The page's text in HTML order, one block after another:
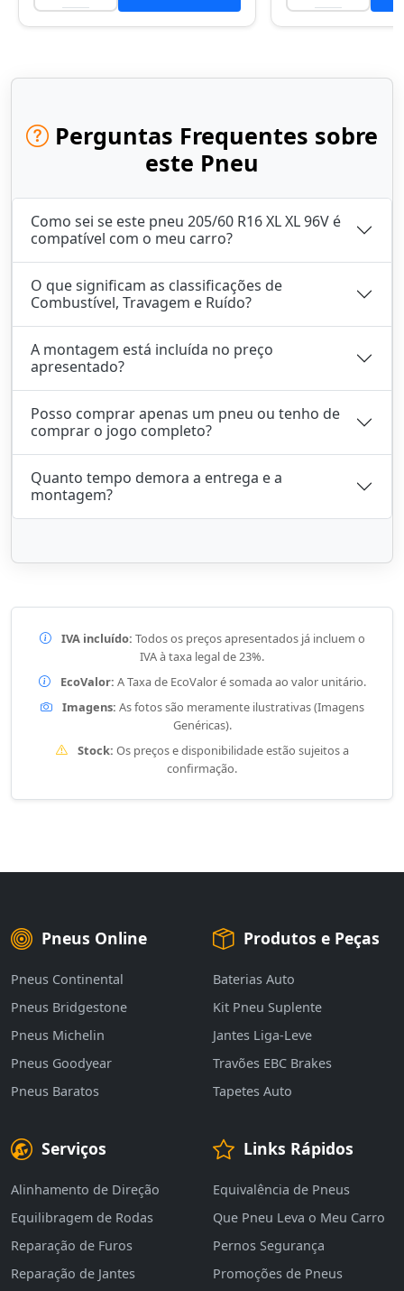
Perguntas Frequentes sobre
este Pneu
Como sei se este pneu 205/60 R16 XL XL 96V é
compatível com o meu carro?
O que significam as classificações de
Combustível, Travagem e Ruído?
A montagem está incluída no preço
apresentado?
Posso comprar apenas um pneu ou tenho de
comprar o jogo completo?
Quanto tempo demora a entrega e a
montagem?
IVA incluído: Todos os preços apresentados já incluem o
IVA à taxa legal de 23%.
EcoValor: A Taxa de EcoValor é somada ao valor unitário.
Imagens: As fotos são meramente ilustrativas (Imagens
Genéricas).
Stock: Os preços e disponibilidade estão sujeitos a
confirmação.
Pneus Online
Pneus Continental
Pneus Bridgestone
Pneus Michelin
Pneus Goodyear
Pneus Baratos
Produtos e Peças
Baterias Auto
Kit Pneu Suplente
Jantes Liga-Leve
Travões EBC Brakes
Tapetes Auto
Serviços
Alinhamento de Direção
Equilibragem de Rodas
Reparação de Furos
Reparação de Jantes
Links Rápidos
Equivalência de Pneus
Que Pneu Leva o Meu Carro
Pernos Segurança
Promoções de Pneus